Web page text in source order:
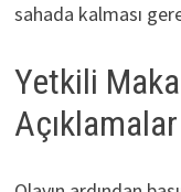
sahada kalması
Yetkili